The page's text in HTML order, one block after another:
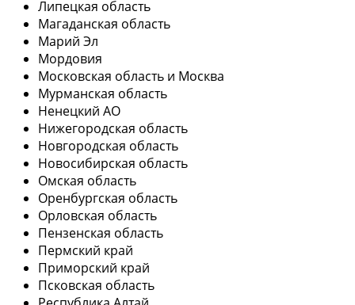
Липецкая область
Магаданская область
Марий Эл
Мордовия
Московская область и Москва
Мурманская область
Ненецкий АО
Нижегородская область
Новгородская область
Новосибирская область
Омская область
Оренбургская область
Орловская область
Пензенская область
Пермский край
Приморский край
Псковская область